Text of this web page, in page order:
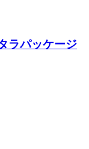
ラパッケージ